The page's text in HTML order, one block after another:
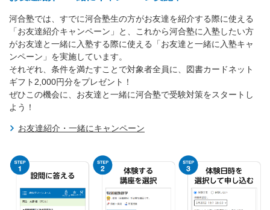
河合塾では、すでに河合塾生の方がお友達を紹介する際に使える
「お友達紹介キャンペーン」と、これから河合塾に入塾したい方
がお友達と一緒に入塾する際に使える「お友達と一緒に入塾キャ
ンペーン」を実施しています。
それぞれ、条件を満たすことで対象者全員に、図書カードネット
ギフト2,000円分をプレゼント！
ぜひこの機会に、お友達と一緒に河合塾で受験対策をスタートし
よう！
お友達紹介・一緒にキャンペーン